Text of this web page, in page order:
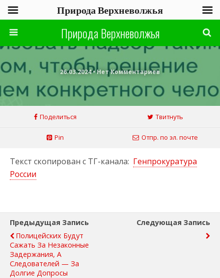
Природа Верхневолжья
26.03.2024 • Нет Комментариев
Поделиться Твитнуть
Pin Отпр. по эл. почте
Текст скопирован с ТГ-канала: Генпрокуратура
России
Предыдущая Запись
Полицейских Будут
Сажать За Незаконные
Задержания, А
Следователей — За
Долгие Допросы
Следующая Запись
Природа Верхневолжья